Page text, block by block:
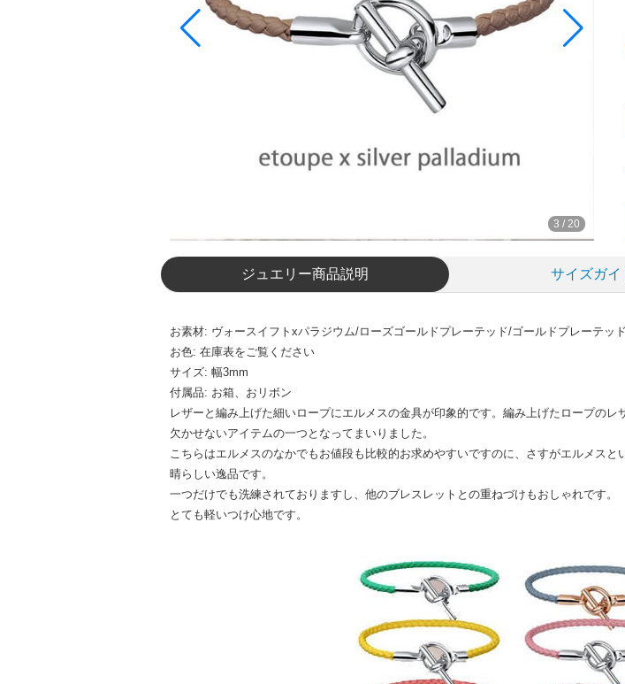
3 / 20
ジュエリー商品説明 サイズガイ
お素材: ヴォースイフトxパラジウム/ローズゴールドプレーテッド/ゴールドプレーテッド
お色: 在庫表をご覧ください
サイズ: 幅3mm
付属品: お箱、おリボン
レザーと編み上げた細いロープにエルメスの金具が印象的です。編み上げたロープの
欠かせないアイテムの一つとなってまいりました。
こちらはエルメスのなかでもお値段も比較的お求めやすいですのに、さすがエルメス
晴らしい逸品です。
一つだけでも洗練されておりますし、他のブレスレットとの重ねづけもおしゃれです。
とても軽いつけ心地です。